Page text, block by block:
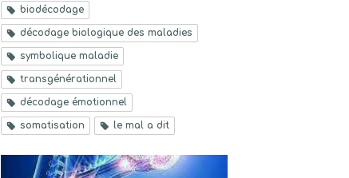
biodécodage
décodage biologique des maladies
symbolique maladie
transgénérationnel
décodage émotionnel
somatisation le mal a dit